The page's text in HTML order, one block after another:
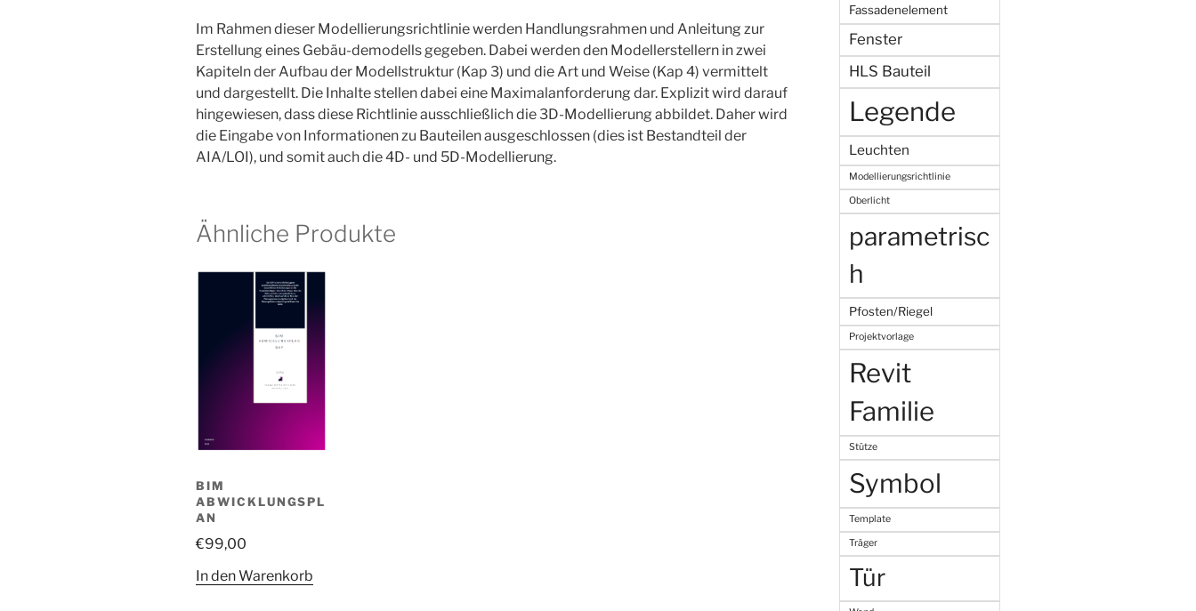
Im Rahmen dieser Modellierungsrichtlinie werden Handlungsrahmen und Anleitung zur
Erstellung eines Gebäu-demodells gegeben. Dabei werden den Modellerstellern in zwei
Kapiteln der Aufbau der Modellstruktur (Kap 3) und die Art und Weise (Kap 4) vermittelt
und dargestellt. Die Inhalte stellen dabei eine Maximalanforderung dar. Explizit wird darauf
hingewiesen, dass diese Richtlinie ausschließlich die 3D-Modellierung abbildet. Daher wird
die Eingabe von Informationen zu Bauteilen ausgeschlossen (dies ist Bestandteil der
AIA/LOI), und somit auch die 4D- und 5D-Modellierung.
Ähnliche Produkte
BIM
ABWICKLUNGSPL
AN
€99,00
In den Warenkorb
Fassadenelement
Fenster
HLS Bauteil
Legende
Leuchten
Modellierungsrichtlinie
Oberlicht
parametrisc
h
Pfosten/Riegel
Projektvorlage
Revit
Familie
Stütze
Symbol
Template
Träger
Tür